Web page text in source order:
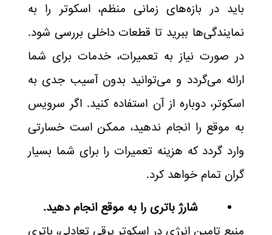
باید در بازه‌های زمانی منظم، اسکوتر را به
نمایندگی‌ها ببرید تا قطعات داخلی بررسی شود.
در صورت نیاز به تعمیرات، خدمات برای شما
ارائه می‌گردد و می‌توانید بدون آسیب جدی به
اسکوتر، دوباره از آن استفاده کنید. اگر سرویس
به موقع را انجام ندهید، ممکن است خسارتی
وارد گردد که هزینه تعمیرات را برای شما بسیار
گران تمام خواهد کرد.
شارژ باتری را به موقع انجام دهید.
منبع تامین انرژی در اسکوتر برقی تعادلی، باتری